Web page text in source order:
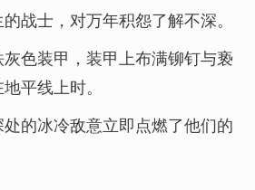
战士，对万年积怨了解不深。
色装甲，装甲上布满铆钉与亵
平线上时。
的冰冷敌意立即点燃了他们的